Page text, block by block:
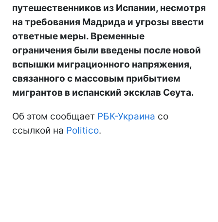
путешественников из Испании, несмотря
на требования Мадрида и угрозы ввести
ответные меры. Временные
ограничения были введены после новой
вспышки миграционного напряжения,
связанного с массовым прибытием
мигрантов в испанский эксклав Сеута.
Об этом сообщает РБК-Украина со
ссылкой на Politico.